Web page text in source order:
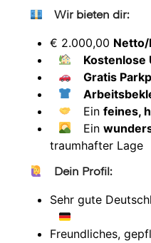
Wir bieten dir:
€ 2.000,00
Kostenlose
Gratis
Einfeines,
Ein
traumhafter Lage
Dein Profil:
Sehr gute
Freundliches,